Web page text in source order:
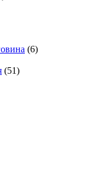
(6)
(51)